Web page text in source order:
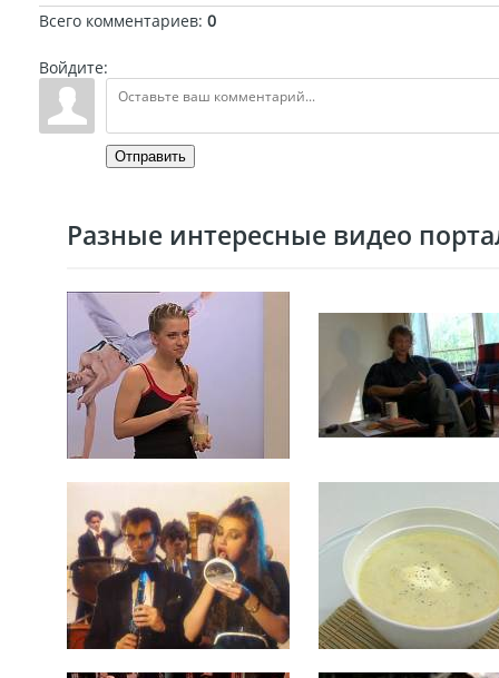
Всего комментариев: 0
Войдите:
Отправить
Разные интересные видео